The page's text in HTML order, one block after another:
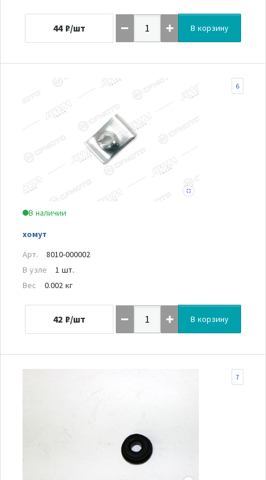
44 ₽/шт В корзину
В наличии
хомут
6
Арт.
8010-000002
В узле
1 шт.
Вес
0.002 кг
42 ₽/шт В корзину
7